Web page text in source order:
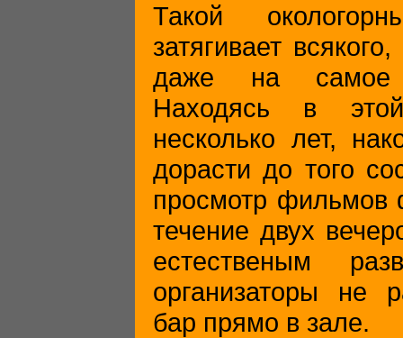
Такой
затягивает
даже на самое
Находясь в
несколько лет,
дорасти до того
просмотр
течение двух
естественым
организаторы не
бар прямо в зале.